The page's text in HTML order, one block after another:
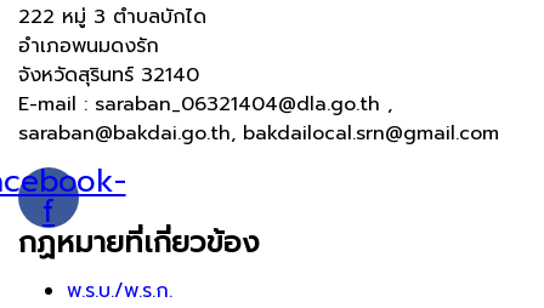
222 หมู่ 3 ตำบลบักได
อำเภอพนมดงรัก
จังหวัดสุรินทร์ 32140
E-mail : saraban_06321404@dla.go.th ,
saraban@bakdai.go.th, bakdailocal.srn@gmail.com
f
กฏหมายที่เกี่ยวข้อง
พ.ร.บ./พ.ร.ก.